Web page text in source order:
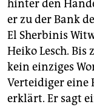
hinter den
er zu der Bank
El Sherbinis
Heiko Lesch. Bis
kein einziges
Verteidiger eine
erklärt. Er sagt